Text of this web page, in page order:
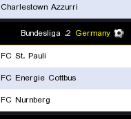
Charlestown Azzurri
Germany
2. Bundesliga
FC St. Pauli
FC Energie Cottbus
FC Nurnberg